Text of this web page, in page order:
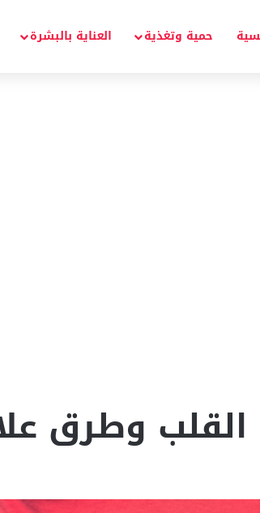
حمية وتغذية العناية بالبشرة
وطرق